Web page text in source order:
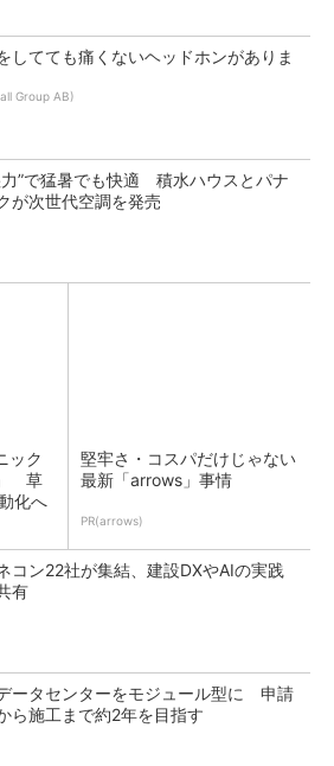
してても痛くないヘッドホンがありま
Group AB)
力”で猛暑でも快適 積水ハウスとパナ
が次世代空調を発売
ック
草
化へ
堅牢さ・コスパだけじゃない
最新「arrows」事情
PR(arrows)
コン22社が集結、建設DXやAIの実践
有
ータセンターをモジュール型に 申請
ら施工まで約2年を目指す